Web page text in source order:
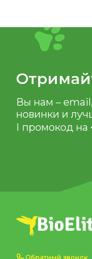
Вы нам –
новинки и
І промокод на
Обратный звонок